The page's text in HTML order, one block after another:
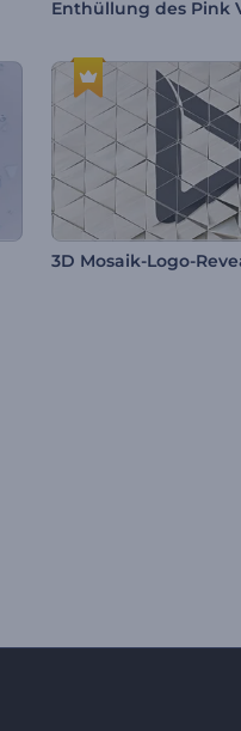
3D Mosaik-Logo-